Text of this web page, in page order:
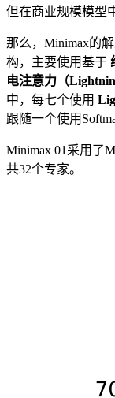
但在商业规模模型
那么，Minimax的
构，主要使用基于
电注意力（
中，每七个使用
跟随一个使用
Minimax 01采用了
共32个专家。